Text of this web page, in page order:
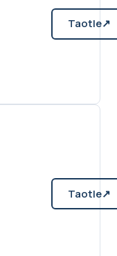
Taotle↗
Taotle↗